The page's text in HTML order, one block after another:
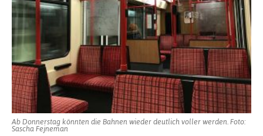
Ab Donnerstag könnten die Bahnen wieder deutlich voller werden. Foto:
Sascha Fejneman